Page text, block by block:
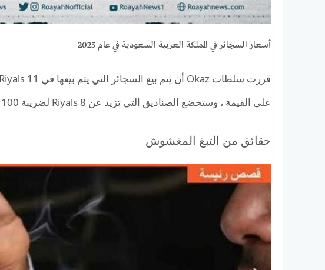
أسعار السجائر في المملكة العربية السعودية في عام 2025
على القيمة ، وستخضع الصناديق التي تزيد عن 8 Riyals لضريبة 100 ٪ على تقدير القيمة.
حقائق من التبغ المغشوش